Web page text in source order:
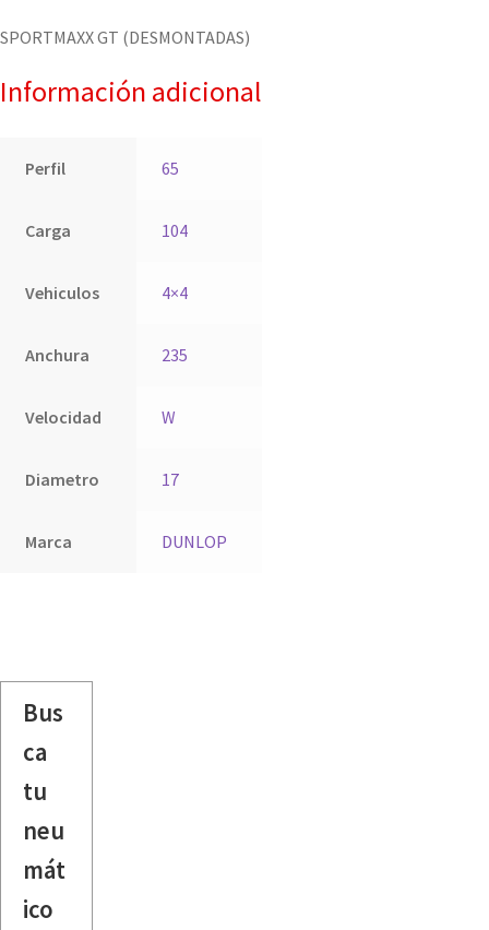
SPORTMAXX GT (DESMONTADAS)
Información adicional
Perfil 65
Carga 104
Vehiculos 4×4
Anchura 235
Velocidad W
Diametro 17
Marca DUNLOP
Bus
ca
tu
neu
mát
ico